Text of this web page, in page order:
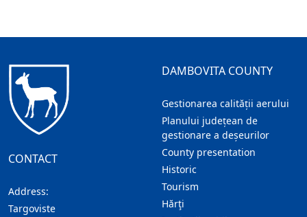
CONTACT
Address:
Targoviste
DAMBOVITA COUNTY
Gestionarea calității aerului
Planului județean de
gestionare a deșeurilor
County presentation
Historic
Tourism
Hărţi